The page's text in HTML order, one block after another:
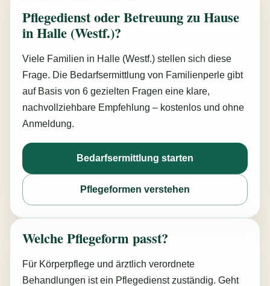
Pflegedienst oder Betreuung zu Hause
in Halle (Westf.)?
Viele Familien in Halle (Westf.) stellen sich diese
Frage. Die Bedarfsermittlung von Familienperle gibt
auf Basis von 6 gezielten Fragen eine klare,
nachvollziehbare Empfehlung – kostenlos und ohne
Anmeldung.
Bedarfsermittlung starten
Pflegeformen verstehen
Welche Pflegeform passt?
Für Körperpflege und ärztlich verordnete
Behandlungen ist ein Pflegedienst zuständig. Geht